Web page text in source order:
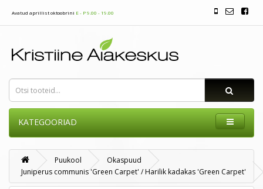
Avatud aprillist oktoobrini E - P 9.00 - 19.00
KATEGOORIAD
Puukool
Okaspuud
Juniperus communis 'Green Carpet' / Harilik kadakas 'Green Carpet'